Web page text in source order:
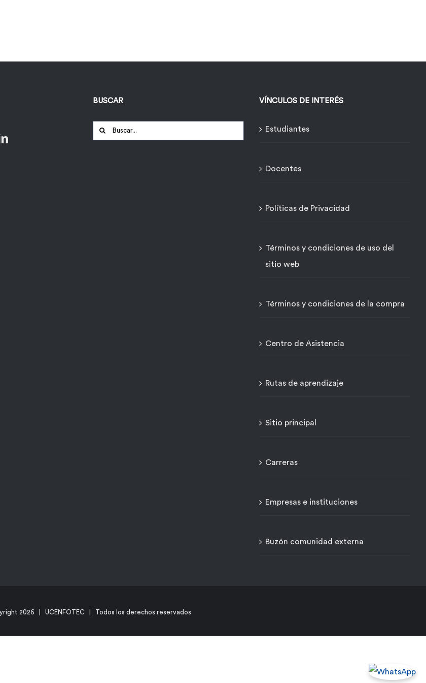
BUSCAR
Buscar:
VÍNCULOS DE INTERÉS
Estudiantes
Docentes
Políticas de Privacidad
Términos y condiciones de uso del
sitio web
Términos y condiciones de la compra
Centro de Asistencia
Rutas de aprendizaje
Sitio principal
Carreras
Empresas e instituciones
Buzón comunidad externa
2026 | UCENFOTEC | Todos los derechos reservados